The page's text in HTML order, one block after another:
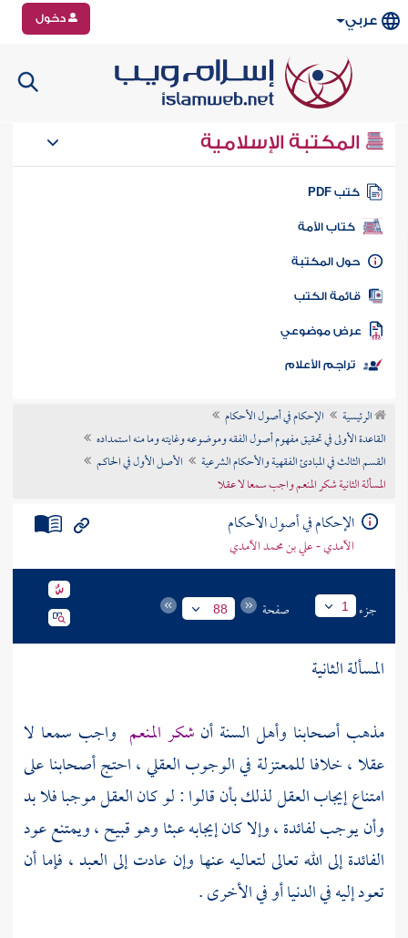
عربي دخول
المكتبة الإسلامية
كتب PDF
كتاب الأمة
المكتبة
الكتب
موضوعي
تراجم الأعلام
الرئيسية
الإحكام في أصول الأحكام
القاعدة الأولى في تحقيق مفهوم أصول الفقه وموضوعه وغايته وما منه استمداده
القسم الثالث في المبادئ الفقهية والأحكام الشرعية
الأصل الأول في الحاكم
المسألة الثانية شكر المنعم واجب سمعا لا عقلا
الإحكام في أصول الأحكام
الآمدي - علي بن محمد الآمدي
جزء 1 صفحة 88
المسألة الثانية
مذهب أصحابنا وأهل السنة أن شكر المنعم واجب سمعا لا
عقلا ، خلافاللمعتزلة في الوجوب العقلي ، احتج أصحابنا على
امتناع إيجاب العقل لذلك بأن قالوا : لو كان العقل موجبا فلا بد
وأن يوجب لفائدة ، وإلا كان إيجابه عبثا وهو قبيح ، ويمتنع عود
الفائدة إلى الله تعالى لتعاليه عنها وإن عادت إلى العبد ، فإما أن
تعود إليه في الدنيا أو في الأخرى .